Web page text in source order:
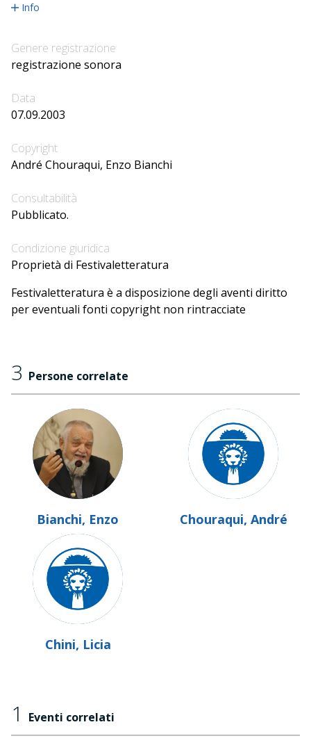
Info
Genere registrazione
registrazione sonora
Data
07.09.2003
Copyright
André Chouraqui, Enzo Bianchi
Consultabilità
Pubblicato.
Condizione giuridica
Proprietà di Festivaletteratura
Festivaletteratura è a disposizione degli aventi diritto
per eventuali fonti copyright non rintracciate
3 Persone correlate
Bianchi, Enzo Chouraqui, André
Chini, Licia
1 Eventi correlati